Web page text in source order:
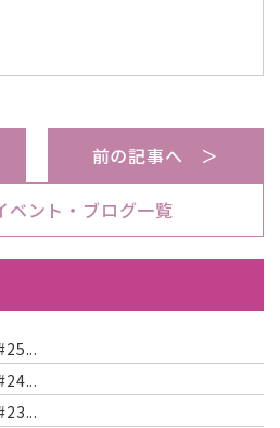
ベント・ブログ一覧
前の記事へ ＞